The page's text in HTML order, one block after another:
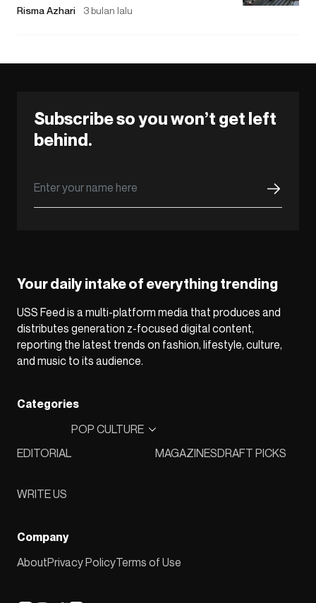
Risma Azhari 3 bulan lalu
Subscribe so you won’t get left
behind.
Your daily intake of everything trending
USS Feed is a multi-platform media that produces and
distributes generation z-focused digital content,
reporting the latest trends on fashion, lifestyle, culture,
and music to its audience.
Categories
EDITORIAL
POP CULTURE
MAGAZINESDRAFT PICKS
WRITE US
Company
AboutPrivacy PolicyTerms of Use